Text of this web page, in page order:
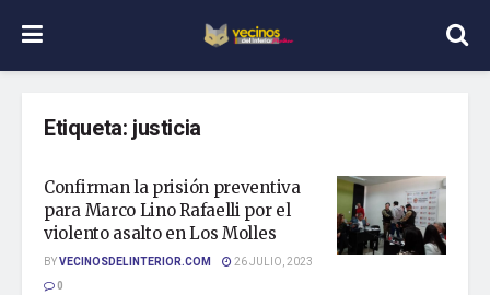
Etiqueta:justicia
Confirman la prisión preventiva
para Marco Lino Rafaelli por el
violento asalto en Los Molles
BYVECINOSDELINTERIOR.COM
26 JULIO, 2023
0